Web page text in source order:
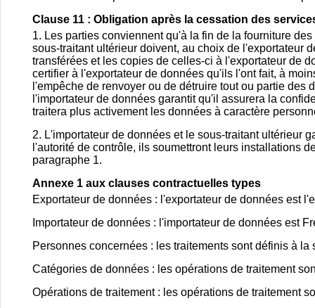
Clause 11 : Obligation après la cessation des
1. Les parties conviennent qu'à la fin de la fourniture
sous-traitant ultérieur doivent, au choix de l'exportateur
transférées et les copies de celles-ci à l'exportateur de
certifier à l'exportateur de données qu'ils l'ont fait, à
l'empêche de renvoyer ou de détruire tout ou partie
l'importateur de données garantit qu'il assurera la
traitera plus activement les données à caractère
2. L'importateur de données et le sous-traitant ultérieur
l'autorité de contrôle, ils soumettront leurs installations
paragraphe 1.
Annexe 1 aux clauses contractuelles types
Exportateur de données : l'exportateur de données est
Importateur de données : l'importateur de données est
Personnes concernées : les traitements sont définis à
Catégories de données : les opérations de traitement
Opérations de traitement : les opérations de traitement